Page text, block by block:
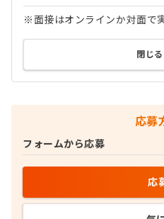
※面接はオンラインか対面で
閉じる
応募
フォームから応募
応